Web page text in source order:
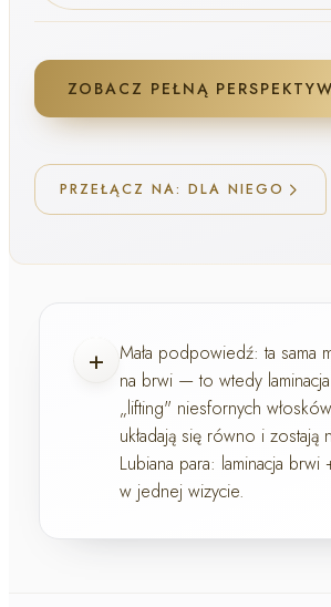
ZOBACZ PEŁNĄ
PRZEŁĄCZ NA: DLA NIEGO
+ Mała podpowiedź: ta sama
na brwi — to wtedy
„lifting" niesfornych
układają się równo i zostają
Lubiana para: laminacja brwi
w jednej wizycie.